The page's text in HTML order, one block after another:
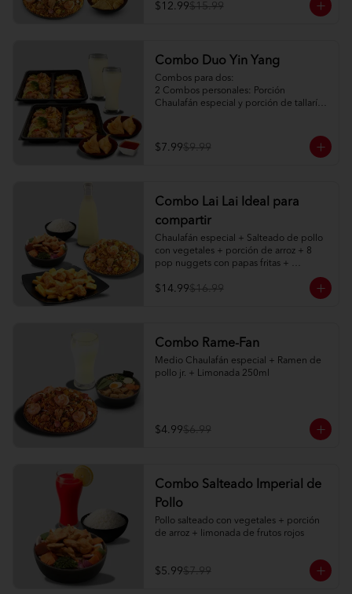
$12.99$15.99
Combo Duo Yin Yang
Combos para dos:
2 Combos personales: Porción
Chaulafán especial y porción de tallarín
agridulce
2 limonadas naturales 250ml
$7.99$9.99
Combo Lai Lai Ideal para
compartir
Chaulafán especial + Salteado de pollo
con vegetales + porción de arroz + 8
pop nuggets con papas fritas +
$14.99$16.99
Combo Rame-Fan
Medio Chaulafán especial + Ramen de
pollo jr. + Limonada 250ml
$4.99$6.99
Combo Salteado Imperial de
Pollo
Pollo salteado con vegetales + porción
de arroz + limonada de frutos rojos
$5.99$7.99